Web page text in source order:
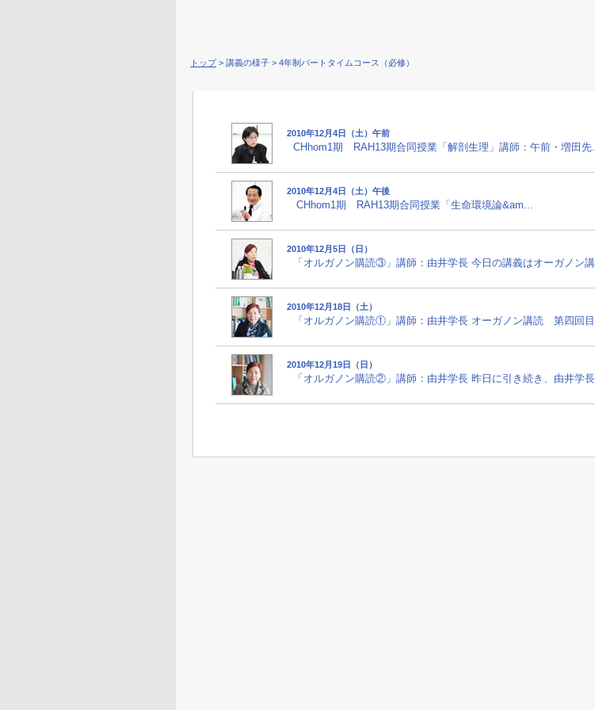
トップ> 講義の様子 > 4年制パートタイムコース（必修）
2010年12月4日（土）午前
CHhom1期 RAH13期合同授業「解剖生理」講師：午前・増田先
2010年12月4日（土）午後
CHhom1期 RAH13期合同授業「生命環境論&am...
2010年12月5日（日）
「オルガノン購読③」講師：由井学長 今日の講義はオーガノン
2010年12月18日（土）
「オルガノン購読①」講師：由井学長 オーガノン講読 第四回
2010年12月19日（日）
「オルガノン購読②」講師：由井学長 昨日に引き続き、由井学